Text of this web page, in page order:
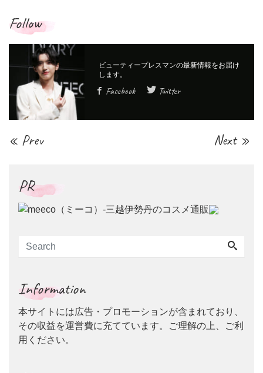
Follow
Facebook Twitter
« Prev Next »
PR
Information
本サイトには広告・プロモーションが含まれており、
その収益を運営費に充てています。ご理解の上、ご利
用ください。